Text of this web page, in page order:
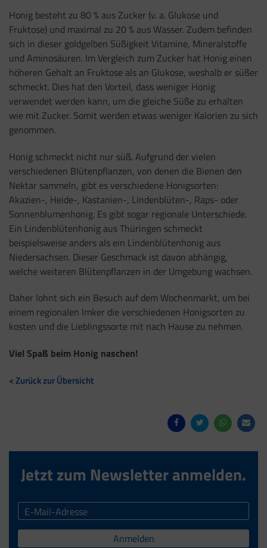
Honig besteht zu 80 % aus Zucker (v. a. Glukose und
Fruktose) und maximal zu 20 % aus Wasser. Zudem befinden
sich in dieser goldgelben Süßigkeit Vitamine, Mineralstoffe
und Aminosäuren. Im Vergleich zum Zucker hat Honig einen
höheren Gehalt an Fruktose als an Glukose, weshalb er süßer
schmeckt. Dies hat den Vorteil, dass weniger Honig
verwendet werden kann, um die gleiche Süße zu erhalten
wie mit Zucker. Somit werden etwas weniger Kalorien zu sich
genommen.
Honig schmeckt nicht nur süß. Aufgrund der vielen
verschiedenen Blütenpflanzen, von denen die Bienen den
Nektar sammeln, gibt es verschiedene Honigsorten:
Akazien-, Heide-, Kastanien-, Lindenblüten-, Raps- oder
Sonnenblumenhonig. Es gibt sogar regionale Unterschiede.
Ein Lindenblütenhonig aus Thüringen schmeckt
beispielsweise anders als ein Lindenblütenhonig aus
Niedersachsen. Dieser Geschmack ist davon abhängig,
welche weiteren Blütenpflanzen in der Umgebung wachsen.
Daher lohnt sich ein Besuch auf dem Wochenmarkt, um bei
einem regionalen Imker die verschiedenen Honigsorten zu
kosten und die Lieblingssorte mit nach Hause zu nehmen.
Viel Spaß beim Honig naschen!
< Zurück zur Übersicht
Jetzt zum Newsletter anmelden.
Anmelden